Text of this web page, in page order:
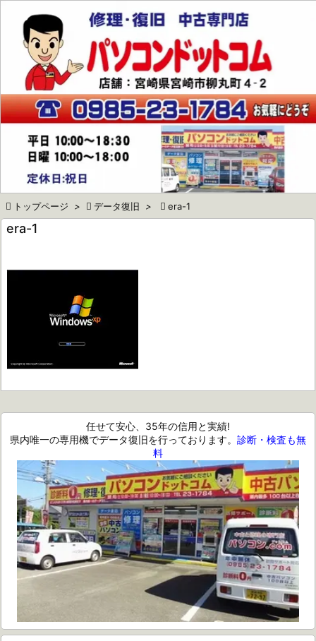

前へ
検索
 トップページ >  データ復旧 >  era-1
era-1
任せて安心、35年の信用と実績!
県内唯一の専用機でデータ復旧を行っております。 診断・検査も無
料